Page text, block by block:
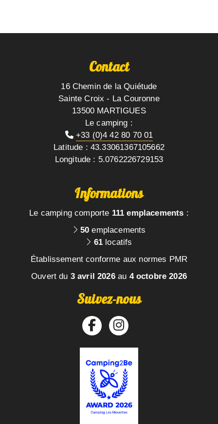
Contact
16 Chemin de la Quiétude
Sainte Croix - La Couronne
13500 MARTIGUES
Le camping :
+33 (0)4 42 80 70 01
Latitude : 43.33061367105662
Longitude : 5.0762226729153
Informations
Le camping comporte 111 emplacements :
50 emplacements
61 locatifs
Établissement conforme aux normes PMR
Ouvert du 3 avril 2026au 4 octobre 2026
Suivez-nous